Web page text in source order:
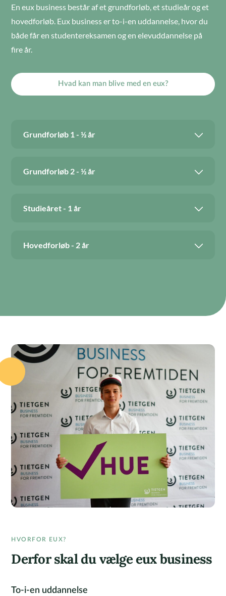
En eux business består af et grundforløb, et studieår og et
hovedforløb. Eux business er to-i-en uddannelse, hvor du
både får en studentereksamen og en elevuddannelse på
fire år.
Hvad kan man blive med en eux?
Grundforløb 1 - ½ år
Grundforløb 2 - ½ år
Studieåret - 1 år
Hovedforløb - 2 år
HVORFOR EUX?
Derfor skal du vælge eux business
To-i-en uddannelse